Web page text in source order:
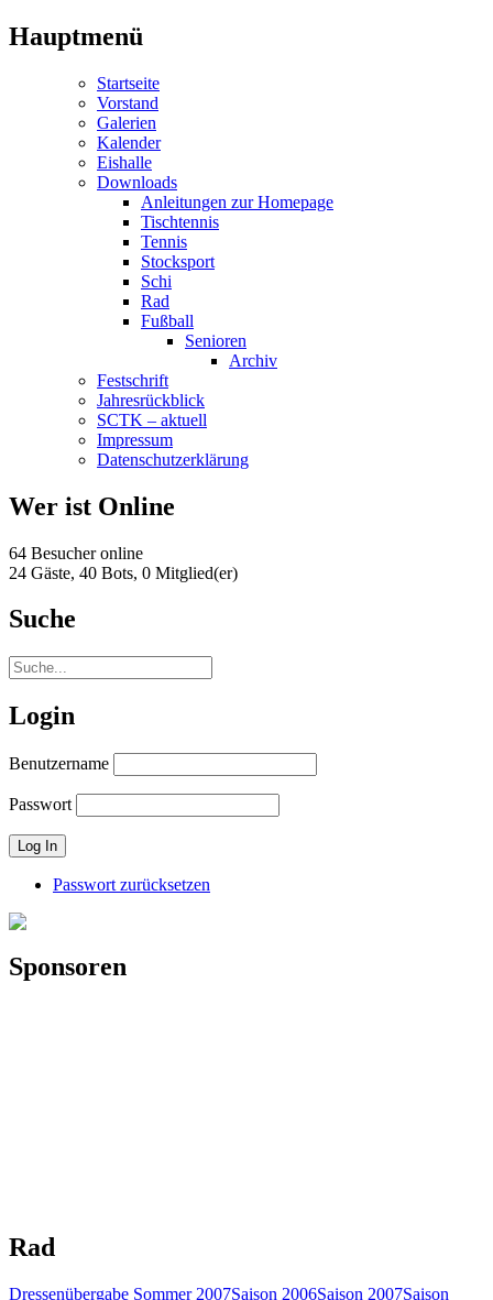
Hauptmenü
Startseite
Vorstand
Galerien
Kalender
Eishalle
Downloads
Anleitungen zur Homepage
Tischtennis
Tennis
Stocksport
Schi
Rad
Fußball
Senioren
Archiv
Festschrift
Jahresrückblick
SCTK – aktuell
Impressum
Datenschutzerklärung
Wer ist Online
64 Besucher online
24 Gäste, 40 Bots, 0 Mitglied(er)
Suche
Login
Benutzername
Passwort
Passwort zurücksetzen
Sponsoren
Rad
Dressenübergabe Sommer 2007Saison 2006Saison 2007Saison